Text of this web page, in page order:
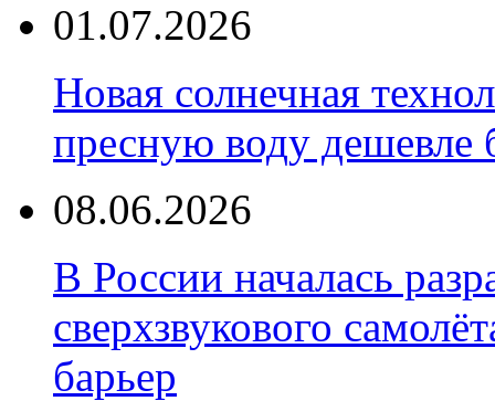
01.07.2026
Новая солнечная
пресную воду дешевле
08.06.2026
В России началась
сверхзвукового
барьер